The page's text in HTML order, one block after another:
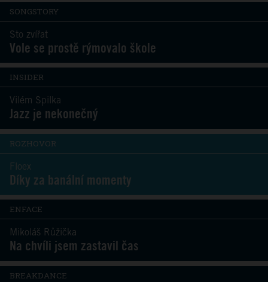
SONGSTORY
Sto zvířat
Vole se prostě rýmovalo škole
INSIDER
Vilém Spilka
Jazz je nekonečný
ROZHOVOR
Floex
Díky za banální momenty
ENFACE
Mikoláš Růžička
Na chvíli jsem zastavil čas
BREAKDANCE